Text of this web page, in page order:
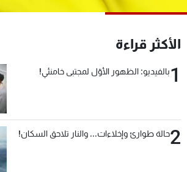
الأكثر قراءة
1بالفيديو: الظهور الأوّل لمجتبى خامنئي!
2حالة طوارئ وإخلاءات... والنار تلاحق السكان!
شاهد البرامج
عن MTV
الإنـتـاج
وظائف
شروط الإسـتخدام
سياسة الخصوصية